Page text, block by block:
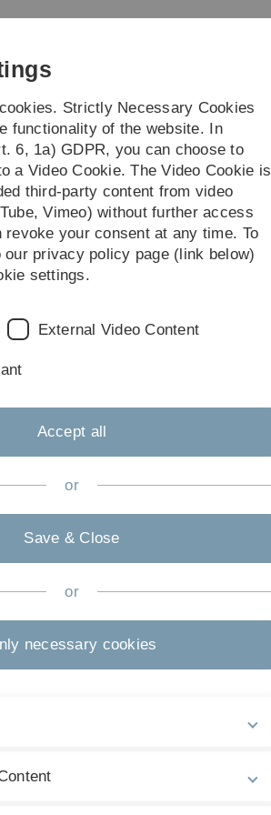
Skip
Skip
Skip
Skip
Transfer/Öffentlichkeit
Zentrums
Strictly Necessary Cookies
functionality of the website. In
6, 1a) GDPR, you can choose to
a Video Cookie. The Video Cookie is
third-party content from video
Vimeo) without further access
revoke your consent at any time. To
privacy policy page (link below)
settings.
External Video Content
Accept all
or
Save & Close
or
necessary cookies